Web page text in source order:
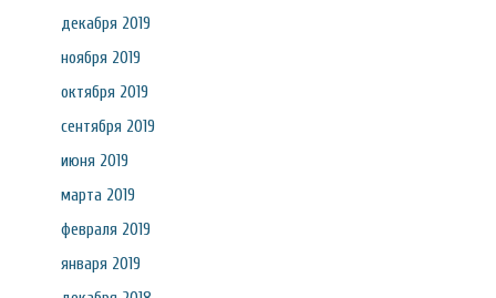
декабря 2019
ноября 2019
октября 2019
сентября 2019
июня 2019
марта 2019
февраля 2019
января 2019